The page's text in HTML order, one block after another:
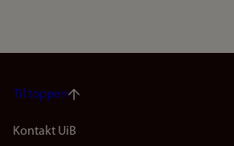
Til toppen
Footer
Kontakt UiB